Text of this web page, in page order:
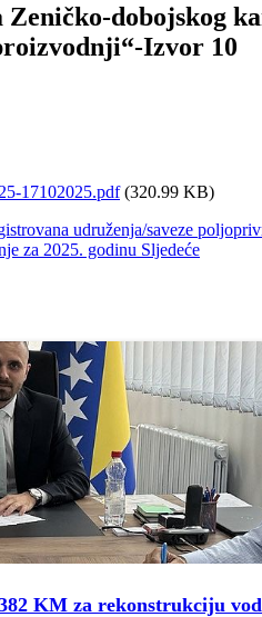
dobojskog
Izvor 10
17102025.pdf(320.99 KB)
udruženja/saveze
za 2025. godinu Sljedeće
KM za rekonstrukciju